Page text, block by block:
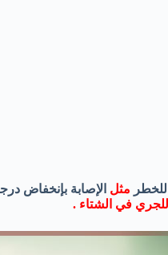
مثل الإصابة بإنخفاض
في الشتاء .